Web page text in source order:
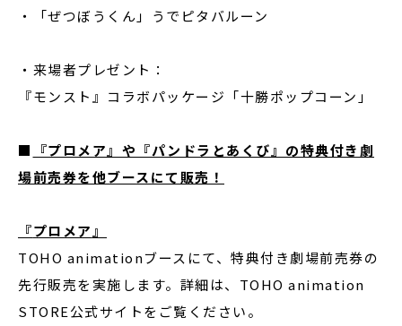
・「ぜつぼうくん」うでピタバルーン
・来場者プレゼント：
『モンスト』コラボパッケージ「十勝ポップコーン」
■
『プロメア』や『パンドラとあくび』の特典付き劇
場前売券を他ブースにて販売！
『プロメア 』
TOHO animationブースにて、特典付き劇場前売券の
先行販売を実施します。詳細は、TOHO animation
STORE公式サイトをご覧ください。